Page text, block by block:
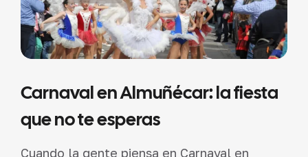
Carnaval en Almuñécar: la fiesta
que no te esperas
Cuando la gente piensa en Carnaval en